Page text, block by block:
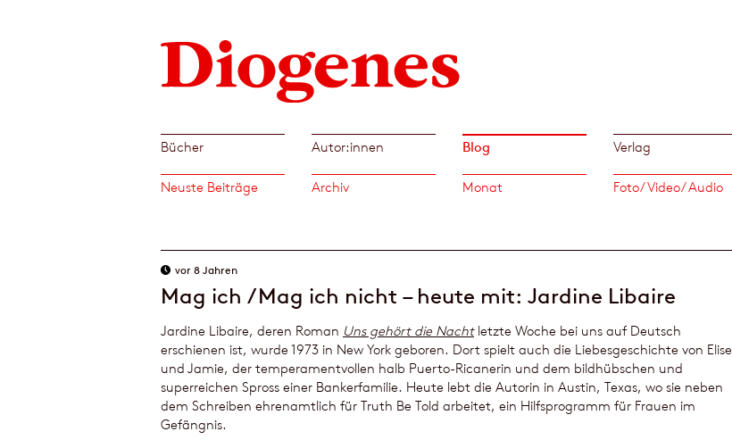
Bücher Autor:innen Blog Verlag
Neuste Beiträge Archiv Monat Foto/ Video/ Audio
vor 8 Jahren
Mag ich / Mag ich nicht – heute mit: Jardine Libaire
Jardine Libaire, deren Roman Uns gehört die Nachtletzte Woche bei uns auf Deutsch
erschienen ist, wurde 1973 in New York geboren. Dort spielt auch die Liebesgeschichte von Elise
und Jamie, der temperamentvollen halb Puerto-Ricanerin und dem bildhübschen und
superreichen Spross einer Bankerfamilie. Heute lebt die Autorin in Austin, Texas, wo sie neben
dem Schreiben ehrenamtlich für Truth Be Told arbeitet, ein Hilfsprogramm für Frauen im
Gefängnis.